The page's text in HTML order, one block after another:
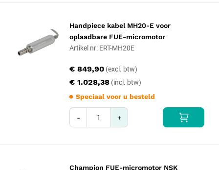
Handpiece kabel MH20-E voor
oplaadbare FUE-micromotor
Artikel nr: ERT-MH20E
€ 1.028,38
€ 849,90
Speciaal voor u besteld
- +
Champion FUE-micromotor NSK